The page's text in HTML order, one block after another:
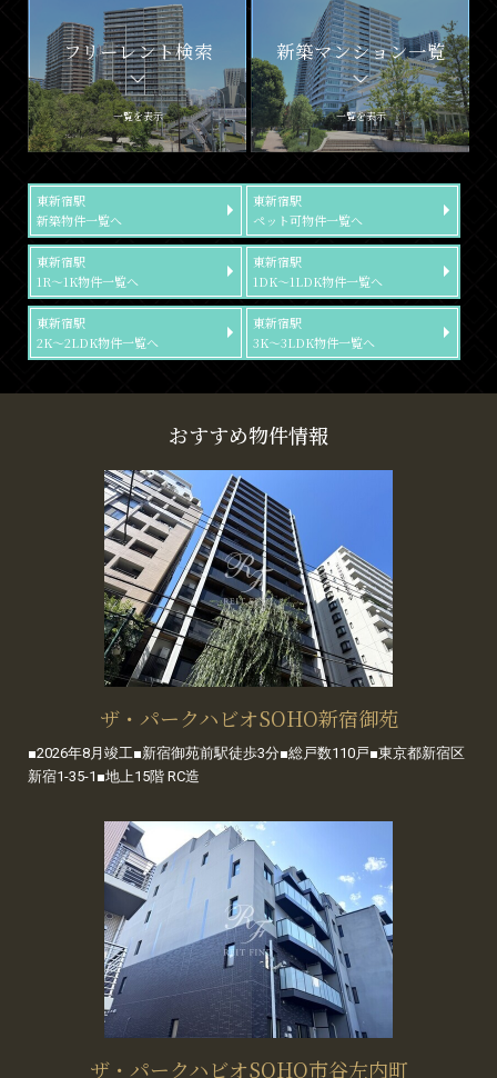
フリーレント検索
一覧を表示
新築マンション一覧
一覧を表示
東新宿駅
新築物件一覧へ
東新宿駅
ペット可物件一覧へ
東新宿駅
1R～1K物件一覧へ
東新宿駅
1DK～1LDK物件一覧へ
東新宿駅
2K～2LDK物件一覧へ
東新宿駅
3K～3LDK物件一覧へ
おすすめ物件情報
ザ・パークハビオSOHO新宿御苑
■2026年8月竣工■新宿御苑前駅徒歩3分■総戸数110戸■東京都新宿区
新宿1-35-1■地上15階 RC造
ザ・パークハビオSOHO市谷左内町